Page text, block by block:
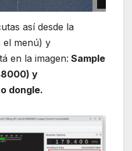
así desde la
el menú) y
en la imagen: Sample
y
dongle.